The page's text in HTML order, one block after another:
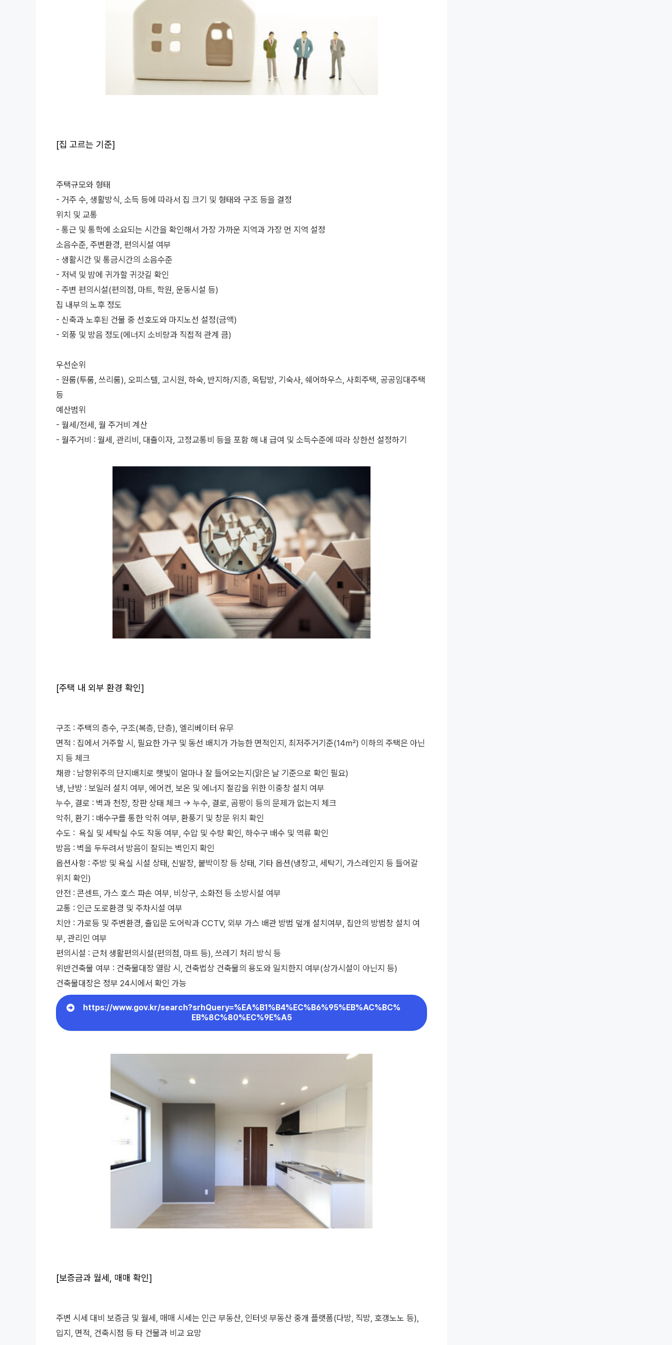
[집 고르는 기준]
주택규모와 형태
- 거주 수, 생활방식, 소득 등에 따라서 집 크기 및 형태와 구조 등을 결정
위치 및 교통
- 통근 및 통학에 소요되는 시간을 확인해서 가장 가까운 지역과 가장 먼 지역 설정
소음수준, 주변환경, 편의시설 여부
- 생활시간 및 통금시간의 소음수준
- 저녁 및 밤에 귀가할 귀갓길 확인
- 주변 편의시설(편의점, 마트, 학원, 운동시설 등)
집 내부의 노후 정도
- 신축과 노후된 건물 중 선호도와 마지노선 설정(금액)
- 외풍 및 방음 정도(에너지 소비량과 직접적 관계 큼)
우선순위
- 원룸(투룸, 쓰리룸), 오피스텔, 고시원, 하숙, 반지하/지층, 옥탑방, 기숙사, 쉐어하우스, 사회주택, 공공임대주택
등
예산범위
- 월세/전세, 월 주거비 계산
- 월주거비 : 월세, 관리비, 대출이자, 고정교통비 등을 포함 해 내 급여 및 소득수준에 따라 상한선 설정하기
[주택 내 외부 환경 확인]
구조 : 주택의 층수, 구조(복층, 단층), 엘리베이터 유무
면적 : 집에서 거주할 시, 필요한 가구 및 동선 배치가 가능한 면적인지, 최저주거기준(14㎡) 이하의 주택은 아닌
지 등 체크
채광 : 남향위주의 단지배치로 햇빛이 얼마나 잘 들어오는지(맑은 날 기준으로 확인 필요)
냉, 난방 : 보일러 설치 여부, 에어컨, 보온 및 에너지 절감을 위한 이중창 설치 여부
누수, 결로 : 벽과 천장, 장판 상태 체크 -> 누수, 결로, 곰팡이 등의 문제가 없는지 체크
악취, 환기 : 배수구를 통한 악취 여부, 환풍기 및 창문 위치 확인
수도 : 욕실 및 세탁실 수도 작동 여부, 수압 및 수량 확인, 하수구 배수 및 역류 확인
방음 : 벽을 두두려서 방음이 잘되는 벽인지 확인
옵션사항 : 주방 및 욕실 시설 상태, 신발장, 붙박이장 등 상태, 기타 옵션(냉장고, 세탁기, 가스레인지 등 들어갈
위치 확인)
안전 : 콘센트, 가스 호스 파손 여부, 비상구, 소화전 등 소방시설 여부
교통 : 인근 도로환경 및 주차시설 여부
치안 : 가로등 및 주변환경, 출입문 도어락과 CCTV, 외부 가스 배관 방범 덮개 설치여부, 집안의 방범창 설치 여
부, 관리인 여부
편의시설 : 근처 생활편의시설(편의점, 마트 등), 쓰레기 처리 방식 등
위반건축물 여부 : 건축물대장 열람 시, 건축법상 건축물의 용도와 일치한지 여부(상가시설이 아닌지 등)
건축물대장은 정부 24시에서 확인 가능
https://www.gov.kr/search?srhQuery=%EA%B1%B4%EC%B6%95%EB%AC%BC%
EB%8C%80%EC%9E%A5
[보증금과 월세, 매매 확인]
주변 시세 대비 보증금 및 월세, 매매 시세는 인근 부동산, 인터넷 부동산 중개 플랫폼(다방, 직방, 호갱노노 등),
입지, 면적, 건축시점 등 타 건물과 비교 요망